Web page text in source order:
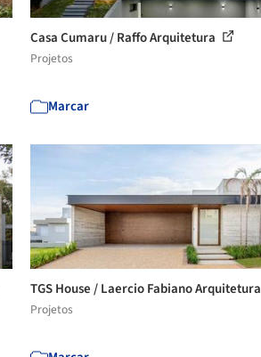
Casa Cumaru / Raffo Arquitetura
Projetos
Marcar
TGS House / Laercio Fabiano Arquitetura
Projetos